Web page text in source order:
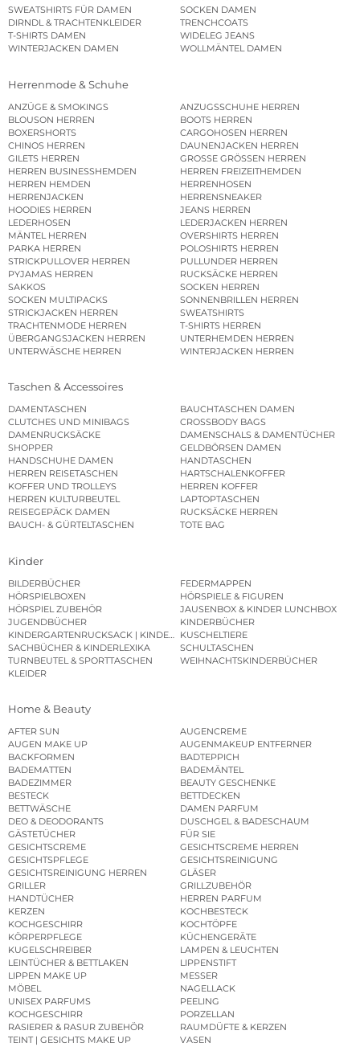
SWEATSHIRTS FÜR DAMEN
SOCKEN DAMEN
DIRNDL & TRACHTENKLEIDER
TRENCHCOATS
T-SHIRTS DAMEN
WIDELEG JEANS
WINTERJACKEN DAMEN
WOLLMÄNTEL DAMEN
Herrenmode & Schuhe
ANZÜGE & SMOKINGS
ANZUGSSCHUHE HERREN
BLOUSON HERREN
BOOTS HERREN
BOXERSHORTS
CARGOHOSEN HERREN
CHINOS HERREN
DAUNENJACKEN HERREN
GILETS HERREN
GROSSE GRÖSSEN HERREN
HERREN BUSINESSHEMDEN
HERREN FREIZEITHEMDEN
HERREN HEMDEN
HERRENHOSEN
HERRENJACKEN
HERRENSNEAKER
HOODIES HERREN
JEANS HERREN
LEDERHOSEN
LEDERJACKEN HERREN
MÄNTEL HERREN
OVERSHIRTS HERREN
PARKA HERREN
POLOSHIRTS HERREN
STRICKPULLOVER HERREN
PULLUNDER HERREN
PYJAMAS HERREN
RUCKSÄCKE HERREN
SAKKOS
SOCKEN HERREN
SOCKEN MULTIPACKS
SONNENBRILLEN HERREN
STRICKJACKEN HERREN
SWEATSHIRTS
TRACHTENMODE HERREN
T-SHIRTS HERREN
ÜBERGANGSJACKEN HERREN
UNTERHEMDEN HERREN
UNTERWÄSCHE HERREN
WINTERJACKEN HERREN
Taschen & Accessoires
DAMENTASCHEN
BAUCHTASCHEN DAMEN
CLUTCHES UND MINIBAGS
CROSSBODY BAGS
DAMENRUCKSÄCKE
DAMENSCHALS & DAMENTÜCHER
SHOPPER
GELDBÖRSEN DAMEN
HANDSCHUHE DAMEN
HANDTASCHEN
HERREN REISETASCHEN
HARTSCHALENKOFFER
KOFFER UND TROLLEYS
HERREN KOFFER
HERREN KULTURBEUTEL
LAPTOPTASCHEN
REISEGEPÄCK DAMEN
RUCKSÄCKE HERREN
BAUCH- & GÜRTELTASCHEN
TOTE BAG
Kinder
BILDERBÜCHER
FEDERMAPPEN
HÖRSPIELBOXEN
HÖRSPIELE & FIGUREN
HÖRSPIEL ZUBEHÖR
JAUSENBOX & KINDER LUNCHBOX
JUGENDBÜCHER
KINDERBÜCHER
KINDERGARTENRUCKSACK | KINDERGARTENBEUTEL
KUSCHELTIERE
SACHBÜCHER & KINDERLEXIKA
SCHULTASCHEN
TURNBEUTEL & SPORTTASCHEN
WEIHNACHTSKINDERBÜCHER
KLEIDER
Home & Beauty
AFTER SUN
AUGENCREME
AUGEN MAKE UP
AUGENMAKEUP ENTFERNER
BACKFORMEN
BADTEPPICH
BADEMATTEN
BADEMÄNTEL
BADEZIMMER
BEAUTY GESCHENKE
BESTECK
BETTDECKEN
BETTWÄSCHE
DAMEN PARFUM
DEO & DEODORANTS
DUSCHGEL & BADESCHAUM
GÄSTETÜCHER
FÜR SIE
GESICHTSCREME
GESICHTSCREME HERREN
GESICHTSPFLEGE
GESICHTSREINIGUNG
GESICHTSREINIGUNG HERREN
GLÄSER
GRILLER
GRILLZUBEHÖR
HANDTÜCHER
HERREN PARFUM
KERZEN
KOCHBESTECK
KOCHGESCHIRR
KOCHTÖPFE
KÖRPERPFLEGE
KÜCHENGERÄTE
KUGELSCHREIBER
LAMPEN & LEUCHTEN
LEINTÜCHER & BETTLAKEN
LIPPENSTIFT
LIPPEN MAKE UP
MESSER
MÖBEL
NAGELLACK
UNISEX PARFUMS
PEELING
KOCHGESCHIRR
PORZELLAN
RASIERER & RASUR ZUBEHÖR
RAUMDÜFTE & KERZEN
TEINT | GESICHTS MAKE UP
VASEN